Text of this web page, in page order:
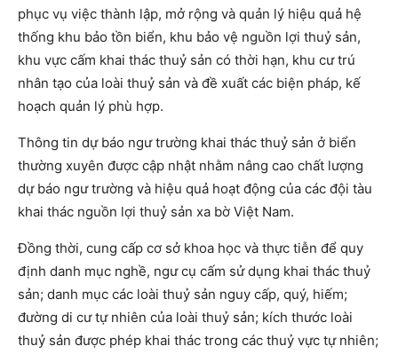
phục vụ việc thành lập, mở rộng và quản lý hiệu quả hệ
thống khu bảo tồn biển, khu bảo vệ nguồn lợi thuỷ sản,
khu vực cấm khai thác thuỷ sản có thời hạn, khu cư trú
nhân tạo của loài thuỷ sản và đề xuất các biện pháp, kế
hoạch quản lý phù hợp.
Thông tin dự báo ngư trường khai thác thuỷ sản ở biển
thường xuyên được cập nhật nhằm nâng cao chất lượng
dự báo ngư trường và hiệu quả hoạt động của các đội tàu
khai thác nguồn lợi thuỷ sản xa bờ Việt Nam.
Đồng thời, cung cấp cơ sở khoa học và thực tiễn để quy
định danh mục nghề, ngư cụ cấm sử dụng khai thác thuỷ
sản; danh mục các loài thuỷ sản nguy cấp, quý, hiếm;
đường di cư tự nhiên của loài thuỷ sản; kích thước loài
thuỷ sản được phép khai thác trong các thuỷ vực tự nhiên;